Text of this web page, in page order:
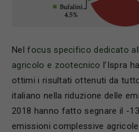
Nelfocus specifico dedicato
agricolo e zootecnico l’Ispra
ottimi i risultati ottenuti da
italiano nella riduzione delle
2018 hanno fatto segnare il -
emissioni complessive